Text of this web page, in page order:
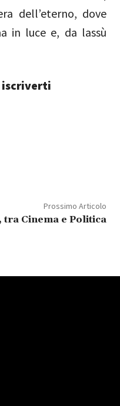
dell’eterno, dove
in luce e, da lassù
iscriverti
Prossimo Articolo
tra Cinema e Politica